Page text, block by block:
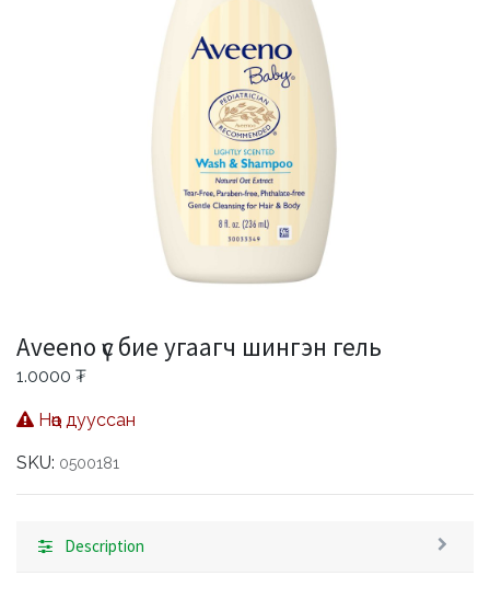
Aveeno үс бие угаагч шингэн гель
1.0000 ₮
Нөөц дууссан
SKU: 0500181
Description